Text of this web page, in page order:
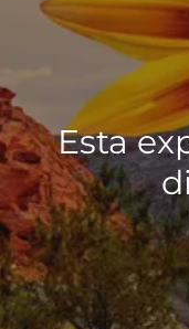
Esta